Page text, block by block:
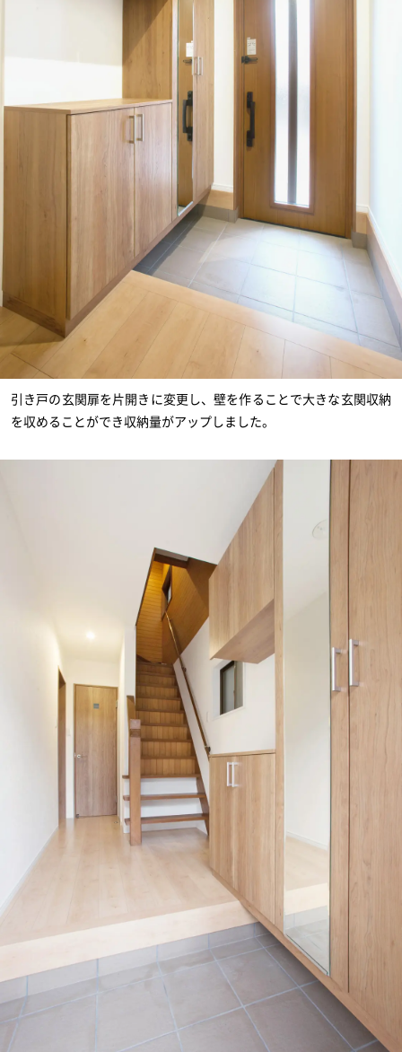
引き戸の玄関扉を片開きに変更し、壁を作ることで大きな玄関収納
を収めることができ収納量がアップしました。